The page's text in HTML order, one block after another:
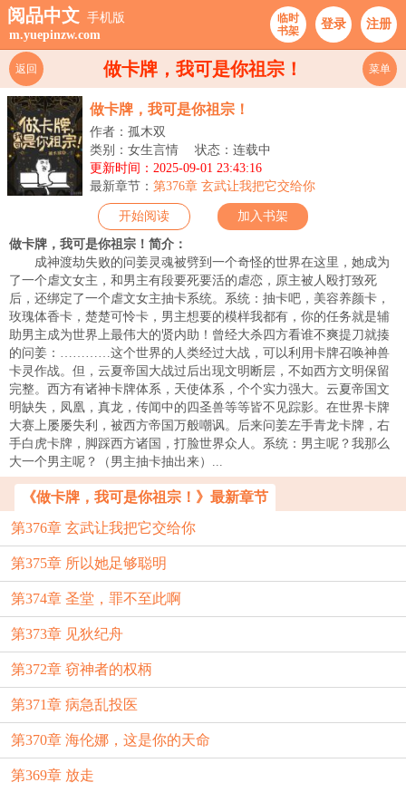
阅品中文 手机版
m.yuepinzw.com
临时
书架
登录 注册
做卡牌，我可是你祖宗！
返回 菜单
做卡牌，我可是你祖宗！
作者：孤木双
类别：女生言情
状态：连载中
更新时间：2025-09-01 23:43:16
最新章节： 第376章 玄武让我把它交给你
开始阅读 加入书架
做卡牌，我可是你祖宗！简介：
成神渡劫失败的问姜灵魂被劈到一个奇怪的世界在这里，她成为
了一个虐文女主，和男主有段要死要活的虐恋，原主被人殴打致死
后，还绑定了一个虐文女主抽卡系统。系统：抽卡吧，美容养颜卡，
玫瑰体香卡，楚楚可怜卡，男主想要的模样我都有，你的任务就是辅
助男主成为世界上最伟大的贤内助！曾经大杀四方看谁不爽提刀就揍
的问姜：…………这个世界的人类经过大战，可以利用卡牌召唤神兽
卡灵作战。但，云夏帝国大战过后出现文明断层，不如西方文明保留
完整。西方有诸神卡牌体系，天使体系，个个实力强大。云夏帝国文
明缺失，凤凰，真龙，传闻中的四圣兽等等皆不见踪影。在世界卡牌
大赛上屡屡失利，被西方帝国万般嘲讽。后来问姜左手青龙卡牌，右
手白虎卡牌，脚踩西方诸国，打脸世界众人。系统：男主呢？我那么
大一个男主呢？（男主抽卡抽出来）...
《做卡牌，我可是你祖宗！》最新章节
第376章 玄武让我把它交给你
第375章 所以她足够聪明
第374章 圣堂，罪不至此啊
第373章 见狄纪舟
第372章 窃神者的权柄
第371章 病急乱投医
第370章 海伦娜，这是你的天命
第369章 放走